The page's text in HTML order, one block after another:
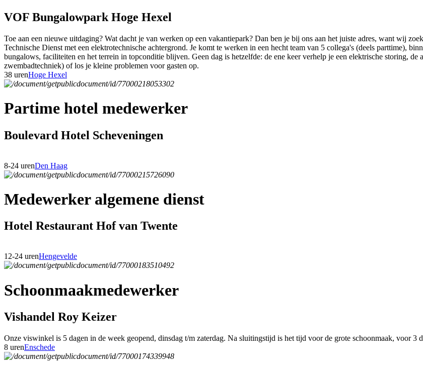
VOF Bungalowpark Hoge Hexel
Toe aan een nieuwe uitdaging? Wat dacht je van werken op een vakantiepark? Dan ben je bij ons aan het juiste adres, want wij
Technische Dienst met een elektrotechnische achtergrond. Je komt te werken in een hecht team van 5 collega's (deels parttime),
bungalows, faciliteiten en het terrein in topconditie blijven. Geen dag is hetzelfde: de ene keer verhelp je een elektrische storing,
zwembadtechniek) of los je kleine problemen voor gasten op.
38 urenHoge Hexel
Partime hotel medewerker
Boulevard Hotel Scheveningen
8-24 urenDen Haag
Medewerker algemene dienst
Hotel Restaurant Hof van Twente
12-24 urenHengevelde
Schoonmaakmedewerker
Vishandel Roy Keizer
Onze viswinkel is 5 dagen in de week geopend, dinsdag t/m zaterdag. Na sluitingstijd is het tijd voor de grote schoonmaak, voor 3
8 urenEnschede